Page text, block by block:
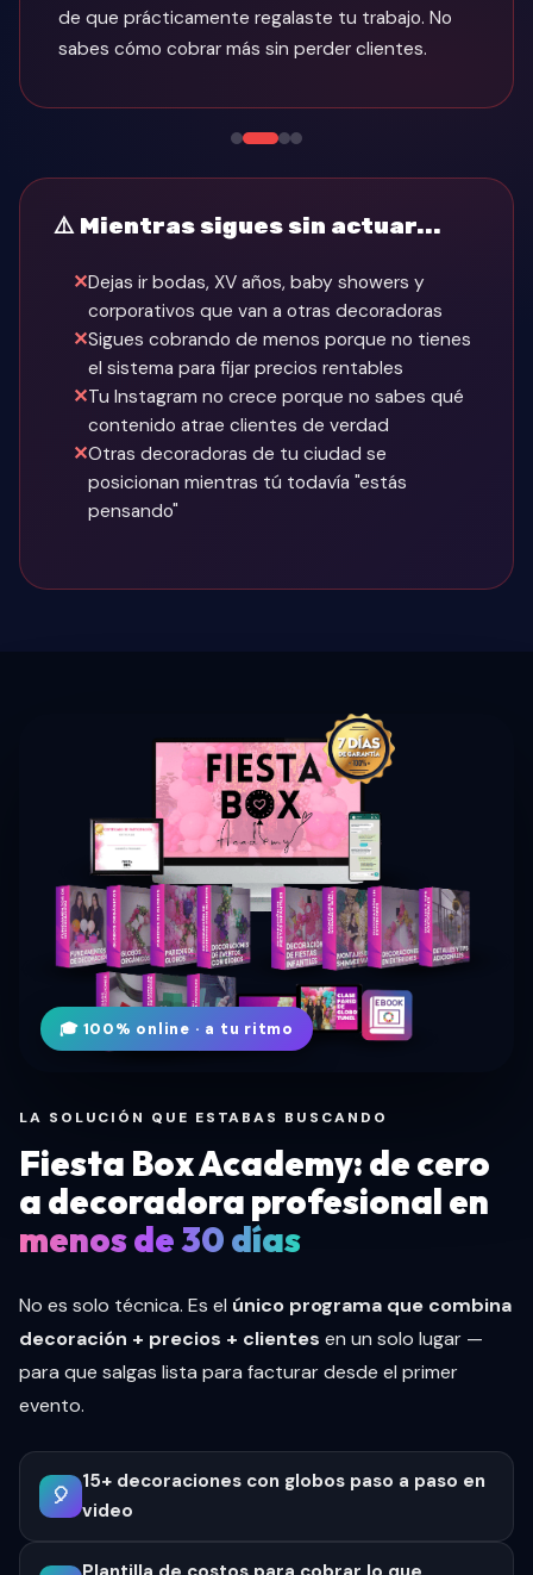
"¿qué tienen ellas que yo no tengo?" La
respuesta no es talento — es método.
⚠️ Mientras sigues sin actuar...
Dejas ir bodas, XV años, baby showers y
corporativos que van a otras decoradoras
Sigues cobrando de menos porque no tienes
el sistema para fijar precios rentables
Tu Instagram no crece porque no sabes qué
contenido atrae clientes de verdad
Otras decoradoras de tu ciudad se
posicionan mientras tú todavía "estás
pensando"
🎓 100% online · a tu ritmo
LA SOLUCIÓN QUE ESTABAS BUSCANDO
Fiesta Box Academy: de cero
a decoradora profesional en
menos de 30 días
No es solo técnica. Es el único programa que combina
decoración + precios + clientes en un solo lugar —
para que salgas lista para facturar desde el primer
evento.
🎈
15+ decoraciones con globos paso a paso en
video